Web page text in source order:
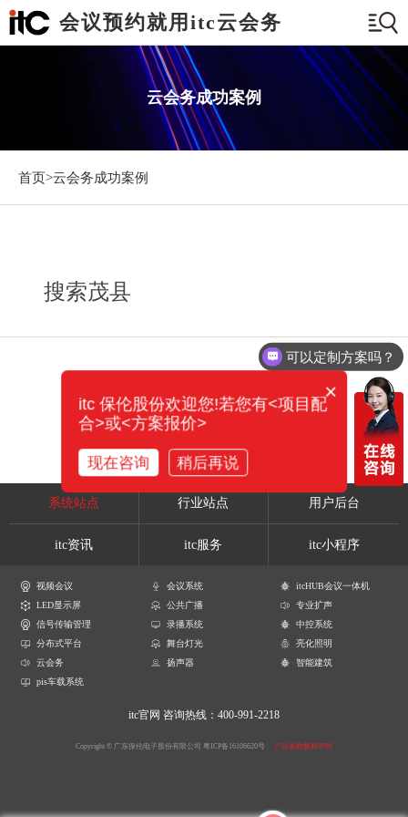
会议预约就用itc云会务
云会务成功案例
首页>云会务成功案例
搜索茂县
系统站点 行业站点 用户后台
itc资讯 itc服务 itc小程序
视频会议 会议系统
itcHUB会议一体机
LED显示屏
公共广播
专业扩声
信号传输管理
录播系统
中控系统
分布式平台
舞台灯光
亮化照明
云会务
扬声器
智能建筑
pis车载系统
itc官网 咨询热线：400-991-2218
Copyright © 广东保伦电子股份有限公司 粤ICP备16106620号 产品参数解释声明
可以定制方案吗？
×
itc 保伦股份欢迎您!若您有<项目配
合>或<方案报价>
现在咨询 稍后再说